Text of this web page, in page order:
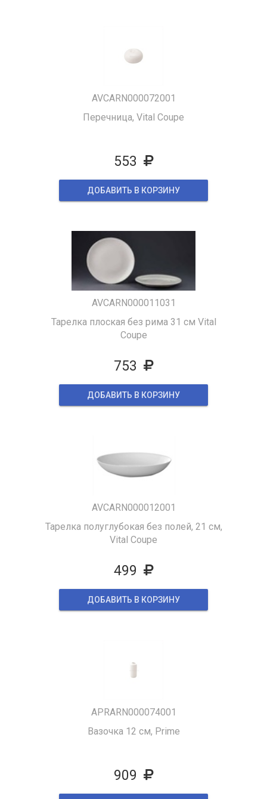
AVCARN000072001
Перечница, Vital Coupe
553
ДОБАВИТЬ В КОРЗИНУ
AVCARN000011031
Тарелка плоская без рима 31 см Vital
Coupe
753
ДОБАВИТЬ В КОРЗИНУ
AVCARN000012001
Тарелка полуглубокая без полей, 21 см,
Vital Coupe
499
ДОБАВИТЬ В КОРЗИНУ
APRARN000074001
Вазочка 12 см, Prime
909